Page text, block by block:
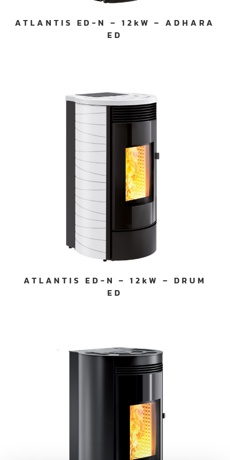
ATLANTIS ED-N – 12kW – ADHARA
ED
ATLANTIS ED-N – 12kW – DRUM
ED